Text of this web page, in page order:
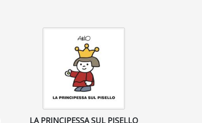
LA PRINCIPESSA SUL PISELLO